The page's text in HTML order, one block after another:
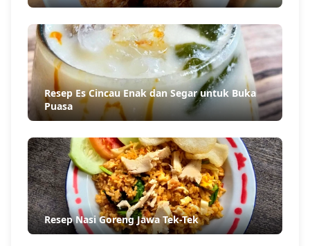
Resep Es Cincau Enak dan Segar untuk Buka
Puasa
Resep Nasi Goreng Jawa Tek-Tek